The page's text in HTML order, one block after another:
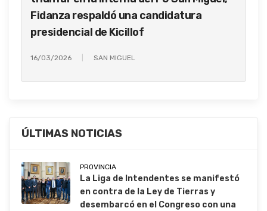
Fidanza respaldó una candidatura
presidencial de Kicillof
16/03/2026 SAN MIGUEL
ÚLTIMAS NOTICIAS
PROVINCIA
La Liga de Intendentes se manifestó
en contra de la Ley de Tierras y
desembarcó en el Congreso con una